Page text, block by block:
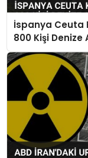
İspanya Ceuta
800 Kişi Denize